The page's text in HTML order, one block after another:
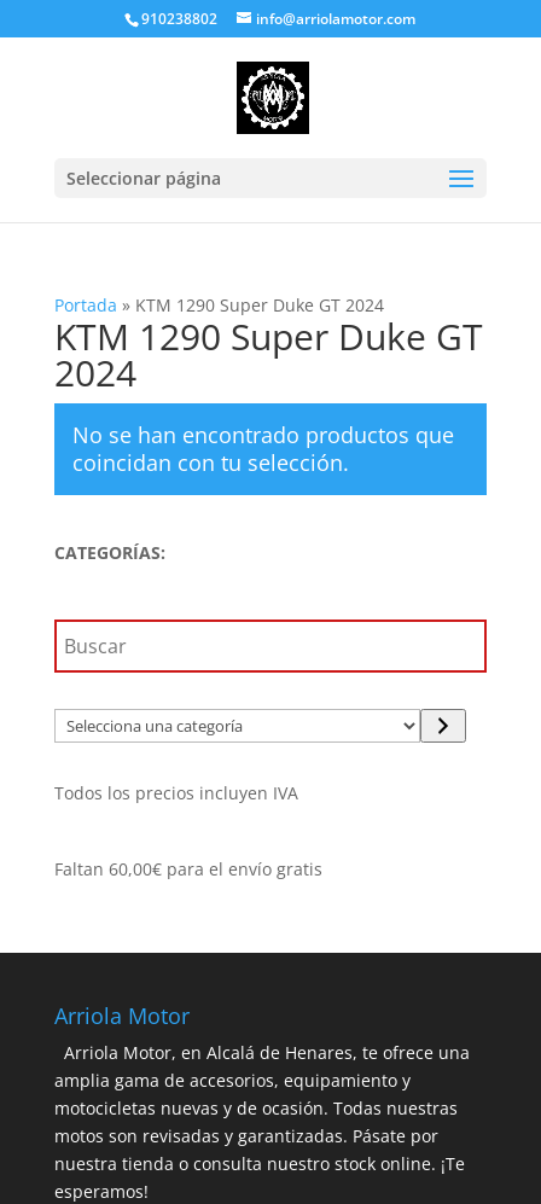
910238802 info@arriolamotor.com
Seleccionar página
Portada » KTM 1290 Super Duke GT 2024
KTM 1290 Super Duke GT
2024
No se han encontrado productos que
coincidan con tu selección.
CATEGORÍAS:
Selecciona
una
Todos los precios incluyen IVA
Faltan 60,00€para el envío gratis
Arriola Motor
Arriola Motor, en Alcalá de Henares, te ofrece una
amplia gama de accesorios, equipamiento y
motocicletas nuevas y de ocasión. Todas nuestras
motos son revisadas y garantizadas. Pásate por
nuestra tienda o consulta nuestro stock online. ¡Te
esperamos!